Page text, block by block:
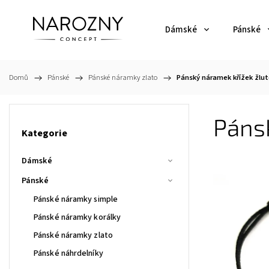
Dámské Pánské
Domů / Pánské / Pánské náramky zlato / Pánský náramek křížek
Kategorie
Dámské
Pánské
Pánské náramky simple
Pánské náramky korálky
Pánské náramky zlato
Pánské náhrdelníky